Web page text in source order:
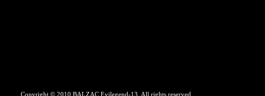
Copyright © 2010 BALZAC Evilegend-13. All rights reserved.